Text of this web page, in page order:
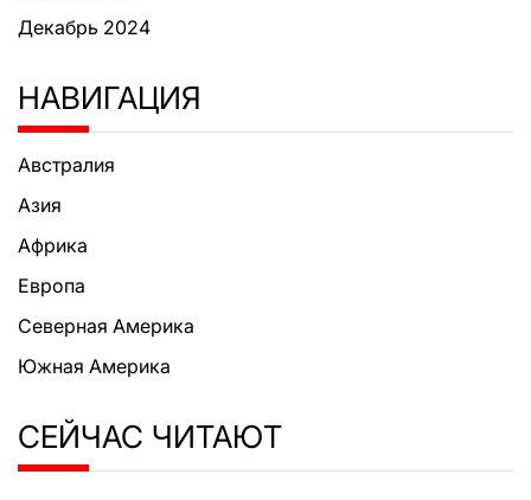
Декабрь 2024
НАВИГАЦИЯ
Австралия
Азия
Африка
Европа
Северная Америка
Южная Америка
СЕЙЧАС ЧИТАЮТ